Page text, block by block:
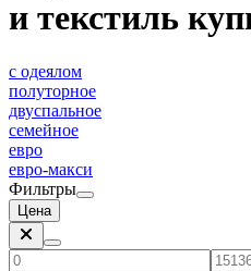
и текстиль
с одеялом
полуторное
двуспальное
семейное
евро
евро-макси
Фильтры
Цена